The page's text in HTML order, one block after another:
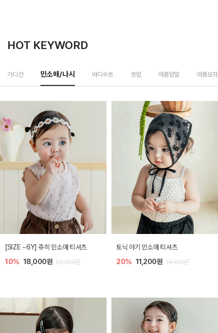
HOT KEYWORD
가디건 민소매/나시 바디수트 셋업 여름양말 여름모자
[SIZE ~6Y] 쥬히 민소매 티셔츠
10% 18,000원 20,000원
토닉 아기 민소매 티셔츠
20% 11,200원 14,000원